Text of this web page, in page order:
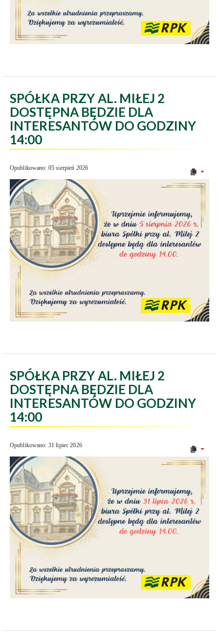
SPÓŁKA PRZY AL. MIŁEJ 2
DOSTĘPNA BĘDZIE DLA
INTERESANTÓW DO GODZINY
14:00
Opublikowano: 05 sierpień 2026
SPÓŁKA PRZY AL. MIŁEJ 2
DOSTĘPNA BĘDZIE DLA
INTERESANTÓW DO GODZINY
14:00
Opublikowano: 31 lipiec 2026